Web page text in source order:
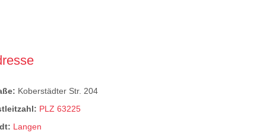
Koberstädter Str. 204
PLZ 63225
Langen